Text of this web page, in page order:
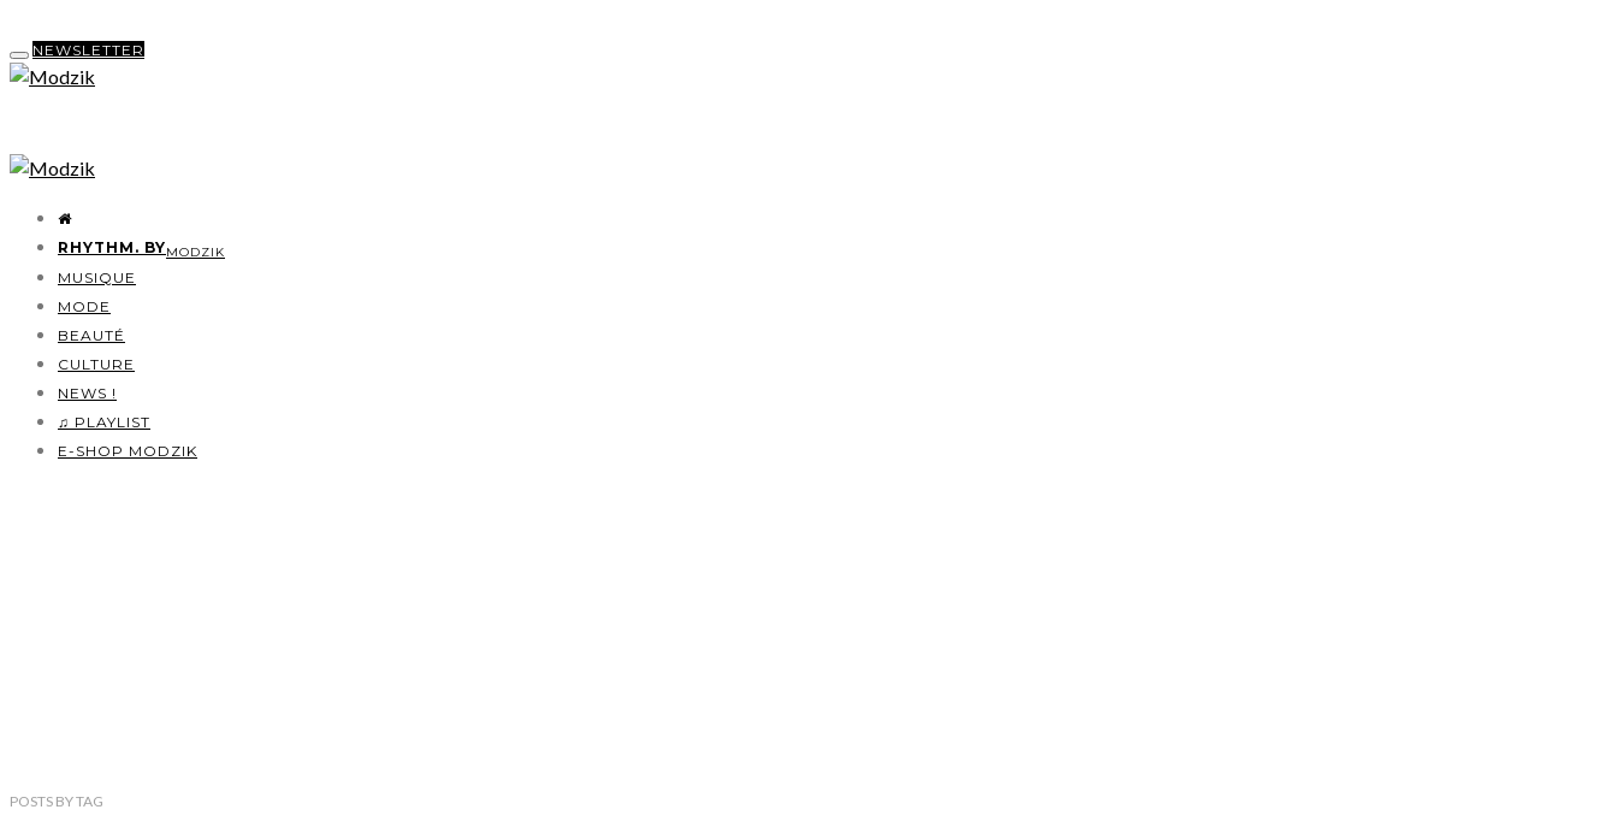
NEWSLETTER
RHYTHM. BYMODZIK
MUSIQUE
MODE
BEAUTÉ
CULTURE
NEWS !
♫ PLAYLIST
E-SHOP MODZIK
POSTS BYTAG